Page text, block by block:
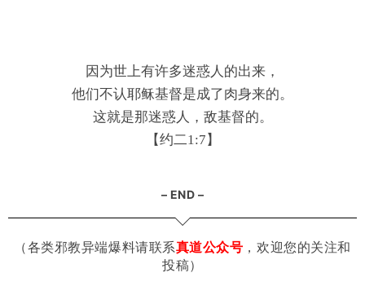
因为世上有许多迷惑人的出来，
他们不认耶稣基督是成了肉身来的。
这就是那迷惑人，敌基督的。
【约二1:7】
– END –
（各类邪教异端爆料请联系真道公众号 ，欢迎您的关注和
投稿）